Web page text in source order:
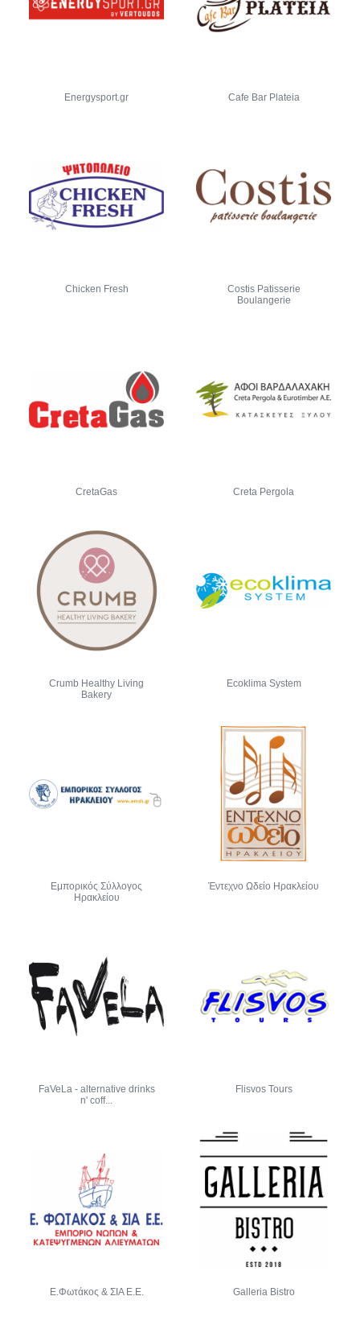
Energysport.gr Cafe Bar Plateia
Chicken Fresh
Costis Patisserie
Boulangerie
CretaGas Creta Pergola
Crumb Healthy Living
Bakery
Ecoklima System
Εμπορικός Σύλλογος
Ηρακλείου
Έντεχνο Ωδείο Ηρακλείου
FaVeLa - alternative drinks
n' coff...
Flisvos Tours
Ε.Φωτάκος & ΣΙΑ Ε.Ε. Galleria Bistro